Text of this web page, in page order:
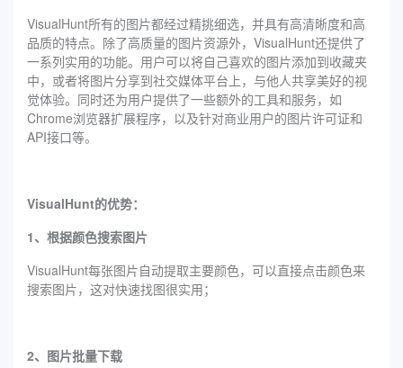
VisualHunt所有的图片都经过精挑细选，并具有高清晰度和高
品质的特点。除了高质量的图片资源外，VisualHunt还提供了
一系列实用的功能。用户可以将自己喜欢的图片添加到收藏夹
中，或者将图片分享到社交媒体平台上，与他人共享美好的视
觉体验。同时还为用户提供了一些额外的工具和服务，如
Chrome浏览器扩展程序，以及针对商业用户的图片许可证和
API接口等。
VisualHunt的优势：
1、根据颜色搜索图片
VisualHunt每张图片自动提取主要颜色，可以直接点击颜色来
搜索图片，这对快速找图很实用；
2、图片批量下载